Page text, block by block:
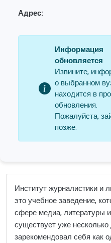
Адрес:
Информация
обновляется
Извините,
о выбранном
находится в
обновления.
Пожалуйста,
позже.
Институт журналистики и
это учебное заведение,
сфере медиа, литературы
существует уже
зарекомендовал себя как